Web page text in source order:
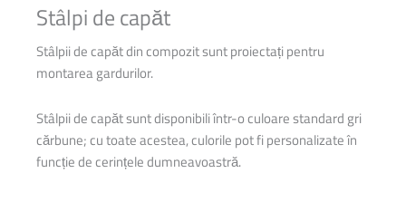
Stâlpi de capăt
Stâlpii de capăt din compozit sunt proiectați pentru
montarea gardurilor.
Stâlpii de capăt sunt disponibili într-o culoare standard gri
cărbune; cu toate acestea, culorile pot fi personalizate în
funcție de cerințele dumneavoastră.